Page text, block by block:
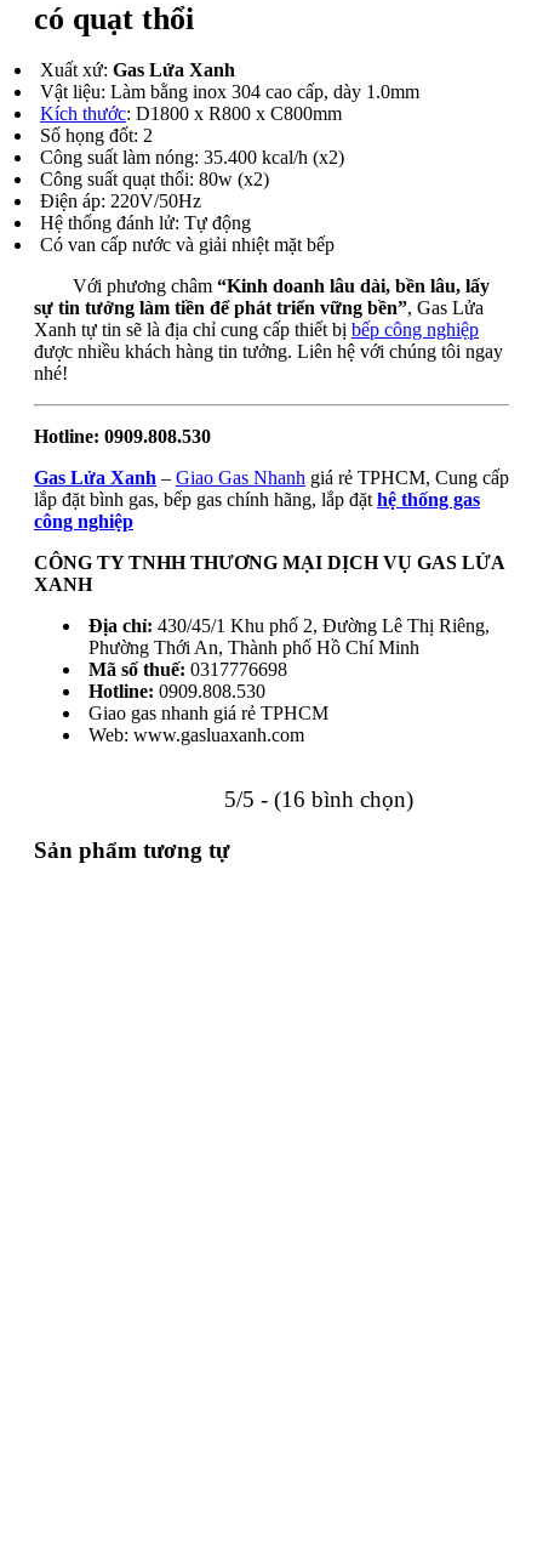
có quạt thổi
Xuất xứ: Gas Lửa Xanh
Vật liệu: Làm bằng inox 304 cao cấp, dày 1.0mm
Kích thước: D1800 x R800 x C800mm
Số họng đốt: 2
Công suất làm nóng: 35.400 kcal/h (x2)
Công suất quạt thổi: 80w (x2)
Điện áp: 220V/50Hz
Hệ thống đánh lử: Tự động
Có van cấp nước và giải nhiệt mặt bếp
Với phương châm “Kinh doanh lâu dài, bền lâu, lấy
sự tin tưởng làm tiền để phát triển vững bền”, Gas Lửa
Xanh tự tin sẽ là địa chỉ cung cấp thiết bị bếp công nghiệp
được nhiều khách hàng tin tưởng. Liên hệ với chúng tôi ngay
nhé!
Hotline: 0909.808.530
Gas Lửa Xanh – Giao Gas Nhanh giá rẻ TPHCM, Cung cấp
lắp đặt bình gas, bếp gas chính hãng, lắp đặt hệ thống gas
công nghiệp
CÔNG TY TNHH THƯƠNG MẠI DỊCH VỤ GAS LỬA
XANH
Địa chỉ: 430/45/1 Khu phố 2, Đường Lê Thị Riêng,
Phường Thới An, Thành phố Hồ Chí Minh
Mã số thuế: 0317776698
Hotline: 0909.808.530
Giao gas nhanh giá rẻ TPHCM
Web: www.gasluaxanh.com
5/5 - (16 bình chọn)
Sản phẩm tương tự